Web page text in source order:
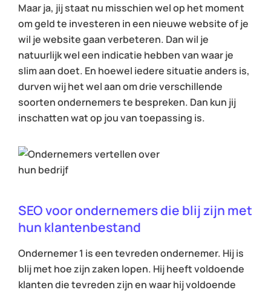
Maar ja, jij staat nu misschien wel op het moment
om geld te investeren in een nieuwe website of je
wil je website gaan verbeteren. Dan wil je
natuurlijk wel een indicatie hebben van waar je
slim aan doet. En hoewel iedere situatie anders is,
durven wij het wel aan om drie verschillende
soorten ondernemers te bespreken. Dan kun jij
inschatten wat op jou van toepassing is.
SEO voor ondernemers die blij zijn met
hun klantenbestand
Ondernemer 1 is een tevreden ondernemer. Hij is
blij met hoe zijn zaken lopen. Hij heeft voldoende
klanten die tevreden zijn en waar hij voldoende